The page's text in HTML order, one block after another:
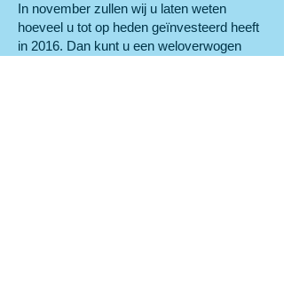
In november zullen wij u laten weten
hoeveel u tot op heden geïnvesteerd heeft
in 2016. Dan kunt u een weloverwogen